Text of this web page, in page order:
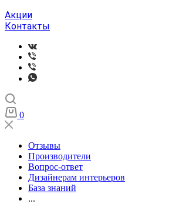
Акции
Контакты
0
Отзывы
Производители
Вопрос-ответ
Дизайнерам интерьеров
База знаний
...